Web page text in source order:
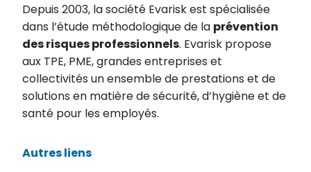
Depuis 2003, la société Evarisk est spécialisée
dans l’étude méthodologique de la prévention
des risques professionnels. Evarisk propose
aux TPE, PME, grandes entreprises et
collectivités un ensemble de prestations et de
solutions en matière de sécurité, d’hygiène et de
santé pour les employés.
Autres liens